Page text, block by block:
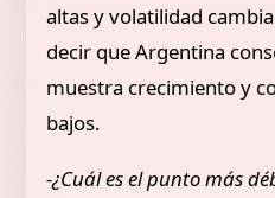
altas y volatilidad
decir que Argentina
muestra crecimiento y
bajos.
-¿Cuál es el punto más